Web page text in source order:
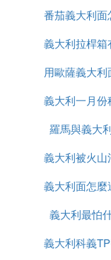
番茄義大利面
簡單還
義大利拉桿箱
牌
用歐薩義大
做什
義大利一月份
羅馬與義大
義大利被火山
叫什
義大利面怎麼
義大利最怕
義大利科義